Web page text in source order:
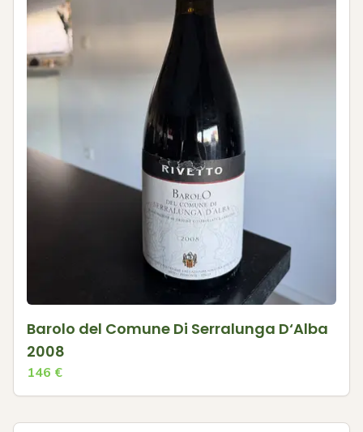
Barolo del Comune Di Serralunga D‘Alba
2008
146 €